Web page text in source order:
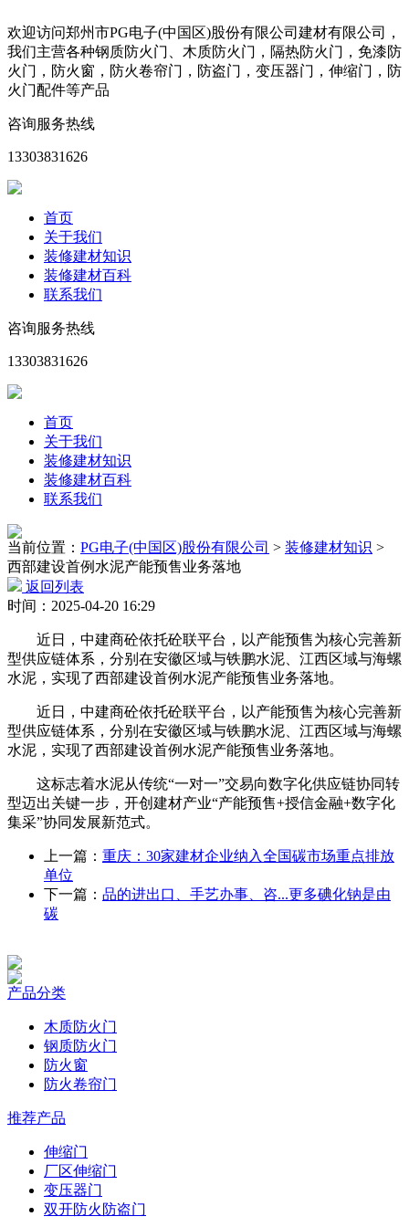
欢迎访问郑州市PG电子(中国区)股份有限公司建材有限公司，
我们主营各种钢质防火门、木质防火门，隔热防火门，免漆防
火门，防火窗，防火卷帘门，防盗门，变压器门，伸缩门，防
火门配件等产品
咨询服务热线
13303831626
首页
关于我们
装修建材知识
装修建材百科
联系我们
咨询服务热线
13303831626
首页
关于我们
装修建材知识
装修建材百科
联系我们
当前位置： PG电子(中国区)股份有限公司 > 装修建材知识 >
西部建设首例水泥产能预售业务落地
返回列表
时间：2025-04-20 16:29
近日，中建商砼依托砼联平台，以产能预售为核心完善新
型供应链体系，分别在安徽区域与铁鹏水泥、江西区域与海螺
水泥，实现了西部建设首例水泥产能预售业务落地。
近日，中建商砼依托砼联平台，以产能预售为核心完善新
型供应链体系，分别在安徽区域与铁鹏水泥、江西区域与海螺
水泥，实现了西部建设首例水泥产能预售业务落地。
这标志着水泥从传统“一对一”交易向数字化供应链协同转
型迈出关键一步，开创建材产业“产能预售+授信金融+数字化
集采”协同发展新范式。
上一篇： 重庆：30家建材企业纳入全国碳市场重点排放
单位
下一篇： 品的进出口、手艺办事、咨...更多碘化钠是由
碳
产品分类
木质防火门
钢质防火门
防火窗
防火卷帘门
推荐产品
伸缩门
厂区伸缩门
变压器门
双开防火防盗门